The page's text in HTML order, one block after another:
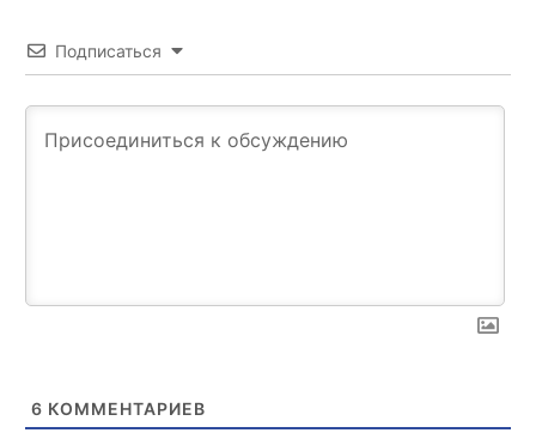
Подписаться
6 КОММЕНТАРИЕВ